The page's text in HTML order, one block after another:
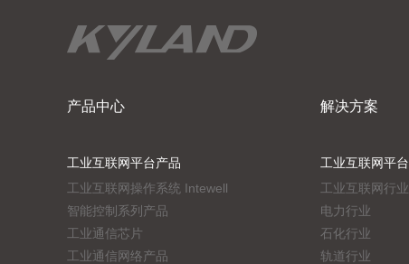
产品中心
工业互联网平台产品
工业互联网操作系统 Intewell
智能控制系列产品
工业通信芯片
工业通信网络产品
解决方案
工业互联网平台
工业互联网行业
电力行业
石化行业
轨道行业